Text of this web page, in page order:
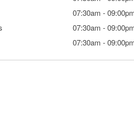
07:30am -
07:30am -
07:30am -